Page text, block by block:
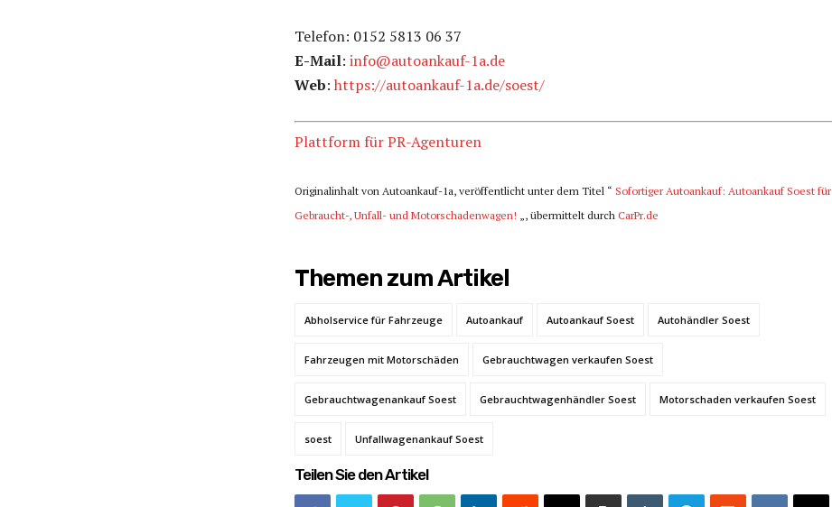
Telefon: 0152 5813 06 37
E-Mail: info@autoankauf-1a.de
Web: https://autoankauf-1a.de/soest/
Plattform für PR-Agenturen
Originalinhalt von Autoankauf-1a, veröffentlicht unter dem Titel “ Sofortiger Autoankauf: Autoankauf Soest für
Gebraucht-, Unfall- und Motorschadenwagen! „, übermittelt durch CarPr.de
Themen zum Artikel
Abholservice für Fahrzeuge Autoankauf Autoankauf Soest Autohändler Soest
Fahrzeugen mit Motorschäden Gebrauchtwagen verkaufen Soest
Gebrauchtwagenankauf Soest Gebrauchtwagenhändler Soest Motorschaden verkaufen Soest
soest Unfallwagenankauf Soest
Teilen Sie den Artikel